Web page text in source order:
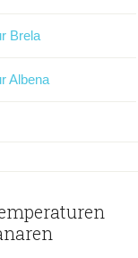
Brela
Albena